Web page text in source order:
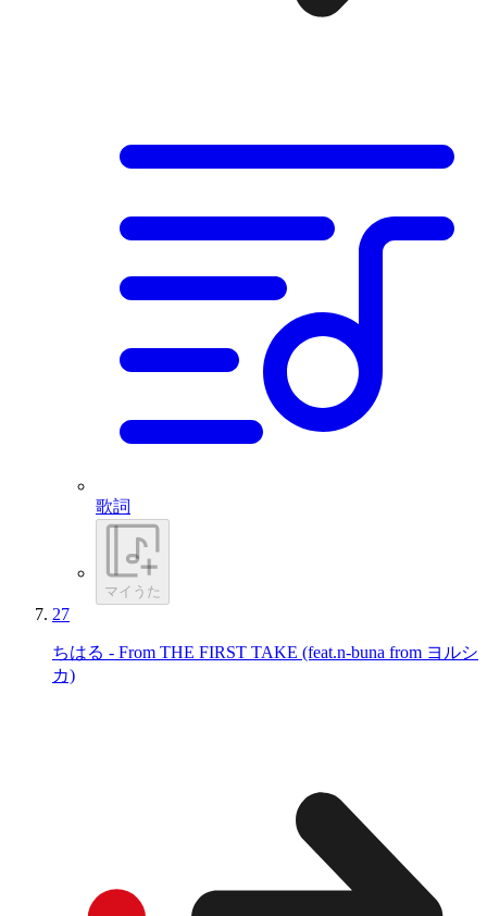
歌詞
マイうた
27
ちはる - From THE FIRST TAKE (feat.n-buna from ヨルシ
カ)